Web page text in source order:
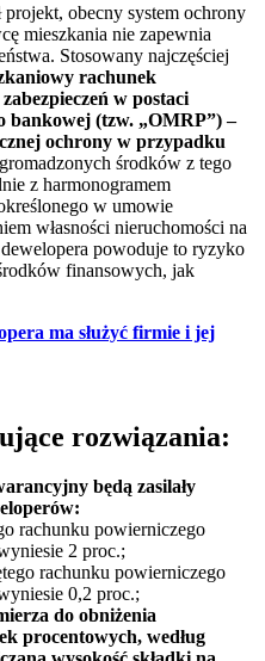
obecny system ochrony
mieszkania nie zapewnia
Stosowany najczęściej
rachunek
w postaci
bankowej (tzw. „OMRP”) –
ochrony w przypadku
środków z tego
z harmonogramem
w umowie
własności nieruchomości na
powoduje to ryzyko
finansowych, jak
ma służyć firmie i jej
rozwiązania:
będą zasilały
rachunku powierniczego
2 proc.;
rachunku powierniczego
0,2 proc.;
do obniżenia
procentowych, według